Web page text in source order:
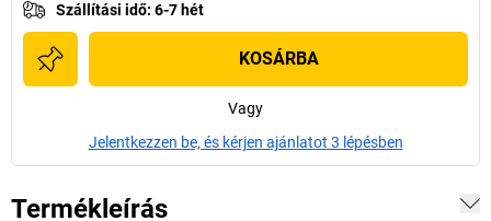
Szállítási idő: 6-7 hét
KOSÁRBA
Vagy
Jelentkezzen be, és kérjen ajánlatot 3 lépésben
Termékleírás